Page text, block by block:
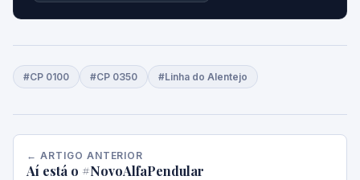
#CP 0100 #CP 0350 #Linha do Alentejo
← ARTIGO ANTERIOR
Aí está o #NovoAlfaPendular